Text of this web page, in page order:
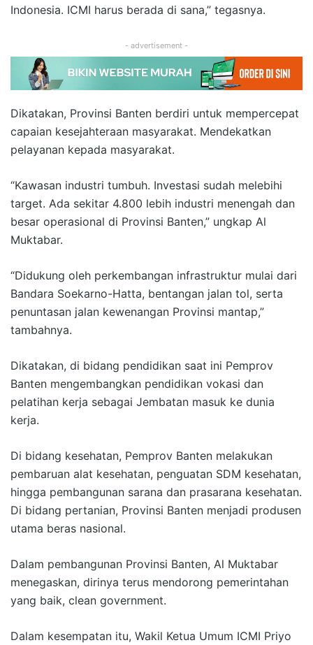
Indonesia. ICMI harus berada di sana,” tegasnya.
- advertisement -
Dikatakan, Provinsi Banten berdiri untuk mempercepat
capaian kesejahteraan masyarakat. Mendekatkan
pelayanan kepada masyarakat.
“Kawasan industri tumbuh. Investasi sudah melebihi
target. Ada sekitar 4.800 lebih industri menengah dan
besar operasional di Provinsi Banten,” ungkap Al
Muktabar.
“Didukung oleh perkembangan infrastruktur mulai dari
Bandara Soekarno-Hatta, bentangan jalan tol, serta
penuntasan jalan kewenangan Provinsi mantap,”
tambahnya.
Dikatakan, di bidang pendidikan saat ini Pemprov
Banten mengembangkan pendidikan vokasi dan
pelatihan kerja sebagai Jembatan masuk ke dunia
kerja.
Di bidang kesehatan, Pemprov Banten melakukan
pembaruan alat kesehatan, penguatan SDM kesehatan,
hingga pembangunan sarana dan prasarana kesehatan.
Di bidang pertanian, Provinsi Banten menjadi produsen
utama beras nasional.
Dalam pembangunan Provinsi Banten, Al Muktabar
menegaskan, dirinya terus mendorong pemerintahan
yang baik, clean government.
Dalam kesempatan itu, Wakil Ketua Umum ICMI Priyo